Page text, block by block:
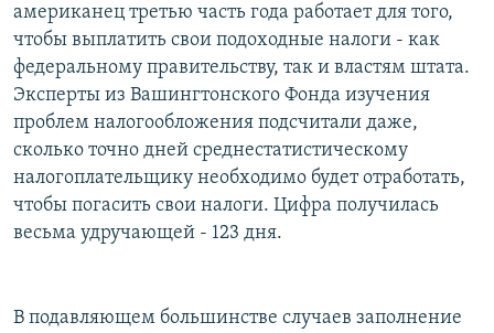
американец третью часть года работает для того,
чтобы выплатить свои подоходные налоги - как
федеральному правительству, так и властям штата.
Эксперты из Вашингтонского Фонда изучения
проблем налогообложения подсчитали даже,
сколько точно дней среднестатистическому
налогоплательщику необходимо будет отработать,
чтобы погасить свои налоги. Цифра получилась
весьма удручающей - 123 дня.
В подавляющем большинстве случаев заполнение